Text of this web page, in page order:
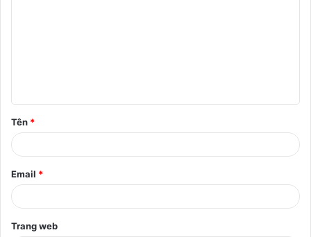
ậ
n
Tên *
Email *
Trang web